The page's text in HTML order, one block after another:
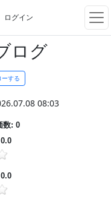
ログイン
ログ
ーする
08:03
数: 0